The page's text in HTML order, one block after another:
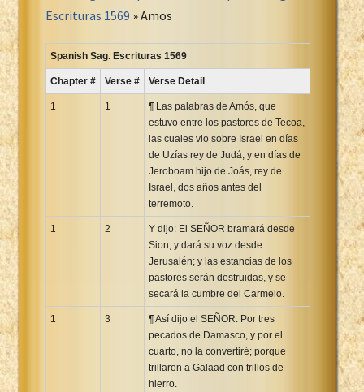
Russian Synodal 1876 Bible
Russian Synodal Bible Win-1251
Spanish RV 1909 Bible
Swahili New Testament
Tagalog 1905
Tagalog John and James
Ukrainian Bible
Escrituras 1569 » Amos
Spanish Sag. Escrituras 1569
Chapter # Verse # Verse Detail
1 1
¶ Las palabras de Amós, que
estuvo entre los pastores de Tecoa,
las cuales vio sobre Israel en días
de Uzías rey de Judá, y en días de
Jeroboam hijo de Joás, rey de
Israel, dos años antes del
terremoto.
1 2
Y dijo: El SEÑOR bramará desde
Sion, y dará su voz desde
Jerusalén; y las estancias de los
pastores serán destruidas, y se
secará la cumbre del Carmelo.
1 3
¶ Así dijo el SEÑOR: Por tres
pecados de Damasco, y por el
cuarto, no la convertiré; porque
trillaron a Galaad con trillos de
hierro.